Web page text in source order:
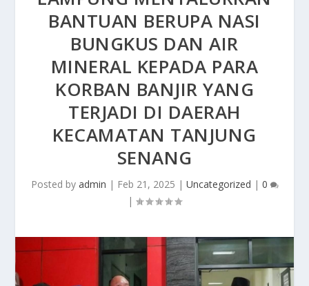
BANTUAN BERUPA NASI
BUNGKUS DAN AIR
MINERAL KEPADA PARA
KORBAN BANJIR YANG
TERJADI DI DAERAH
KECAMATAN TANJUNG
SENANG
Posted by admin | Feb 21, 2025 | Uncategorized | 0
|